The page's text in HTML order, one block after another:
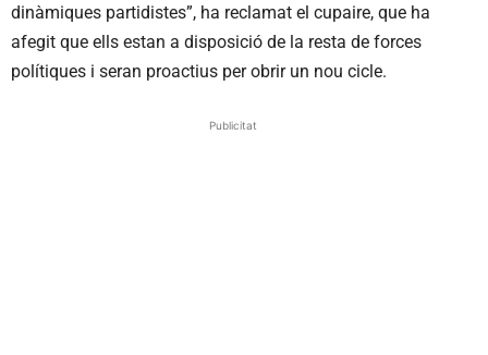
dinàmiques partidistes”, ha reclamat el cupaire, que ha
afegit que ells estan a disposició de la resta de forces
polítiques i seran proactius per obrir un nou cicle.
Publicitat